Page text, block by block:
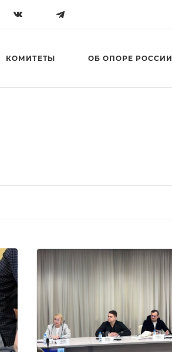
КОМИТЕТЫ ОБ ОПОРЕ РОССИИ